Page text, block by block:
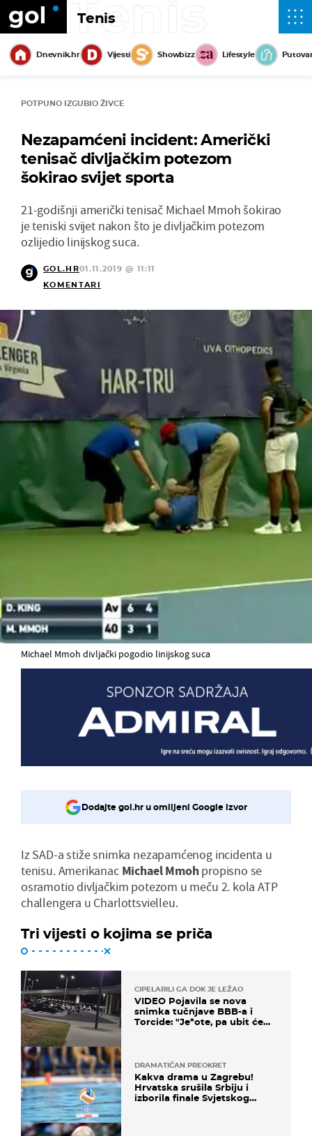
Tenis
Tenis
Dnevnik.hr Vijesti Showbizz Lifestyle
POTPUNO IZGUBIO ŽIVCE
Nezapamćeni incident: Američki
tenisač divljačkim potezom
šokirao svijet sporta
21-godišnji američki tenisač Michael Mmoh šokirao
je teniski svijet nakon što je divljačkim potezom
ozlijedio linijskog suca.
GOL.HR01.11.2019 @ 11:11
KOMENTARI
Michael Mmoh divljački pogodio linijskog suca
Dodajte gol.hr u omiljeni Google izvor
Iz SAD-a stiže snimka nezapamćenog incidenta u
tenisu. Amerikanac Michael Mmohpropisno se
osramotio divljačkim potezom u meču 2. kola ATP
challengera u Charlottsvielleu.
Tri vijesti o kojima se priča
CIPELARILI GA DOK JE LEŽAO
VIDEO Pojavila se nova
snimka tučnjave BBB-a i
Torcide: "Je*ote, pa ubit će
DRAMATIČAN PREOKRET
Kakva drama u Zagrebu!
Hrvatska srušila Srbiju i
izborila finale Svjetskog